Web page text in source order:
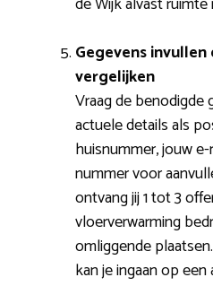
Gegevens
vergelijken
Vraag de benodigde
actuele details als
huisnummer, jouw
nummer voor
ontvang jij 1 tot 3
vloerverwarming
omliggende
kan je ingaan op een